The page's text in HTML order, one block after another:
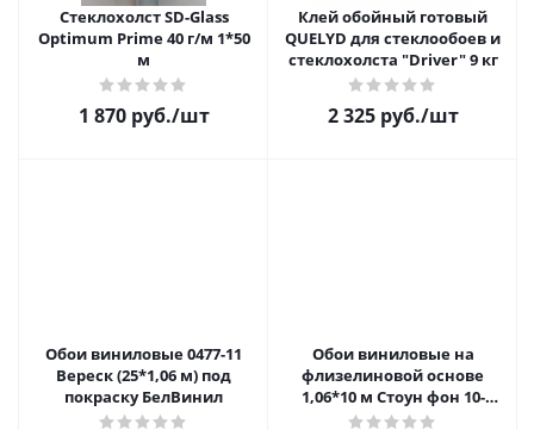
Стеклохолст SD-Glass
Optimum Prime 40 г/м 1*50
м
1 870 руб./шт
Клей обойный готовый
QUELYD для стеклообоев и
стеклохолста "Driver" 9 кг
2 325 руб./шт
Обои виниловые 0477-11
Вереск (25*1,06 м) под
покраску БелВинил
Обои виниловые на
флизелиновой основе
1,06*10 м Стоун фон 10-
1044-12 распродажа